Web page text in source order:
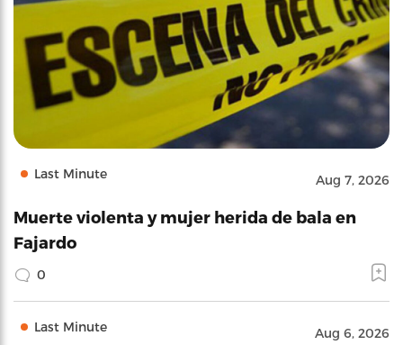
Last Minute Aug 7, 2026
Muerte violenta y mujer herida de bala en
Fajardo
0
Last Minute Aug 6, 2026